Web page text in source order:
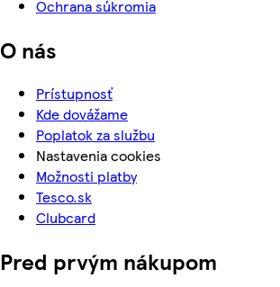
Ochrana súkromia
O nás
Prístupnosť
Kde dovážame
Poplatok za službu
Nastavenia cookies
Možnosti platby
Tesco.sk
Clubcard
Pred prvým nákupom